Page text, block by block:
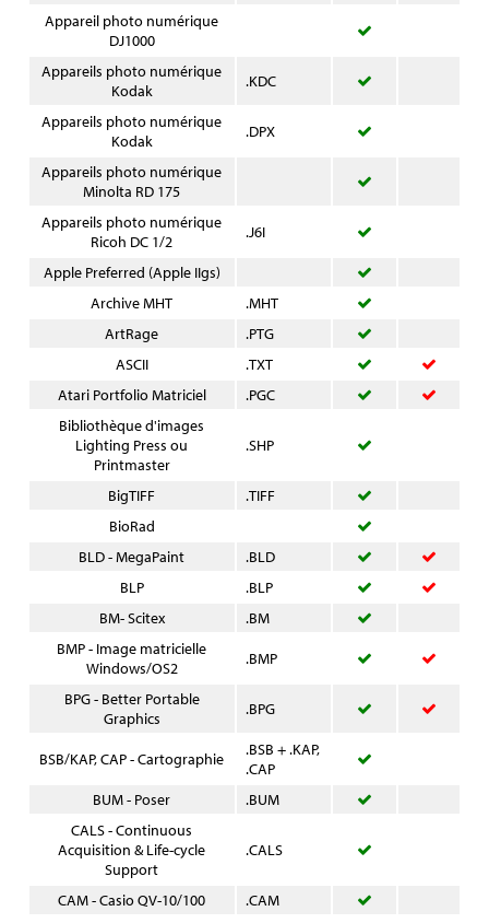
Appareil photo numérique
DJ1000
Appareils photo numérique
Kodak
.KDC
Appareils photo numérique
Kodak
.DPX
Appareils photo numérique
Minolta RD 175
Appareils photo numérique
Ricoh DC 1/2
.J6I
Apple Preferred (Apple IIgs)
Archive MHT
.MHT
ArtRage
.PTG
ASCII
.TXT
Atari Portfolio Matriciel
.PGC
Bibliothèque d'images
Lighting Press ou
Printmaster
.SHP
BigTIFF
.TIFF
BioRad
BLD - MegaPaint
.BLD
BLP
.BLP
BM- Scitex
.BM
BMP - Image matricielle
Windows/OS2
.BMP
BPG - Better Portable
Graphics
.BPG
BSB/KAP, CAP - Cartographie
.BSB + .KAP,
.CAP
BUM - Poser
.BUM
CALS - Continuous
Acquisition & Life-cycle
Support
.CALS
CAM - Casio QV-10/100
.CAM